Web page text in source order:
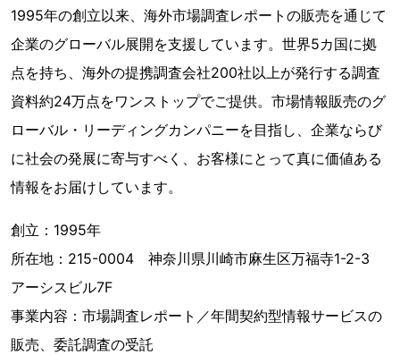
1995年の創立以来、海外市場調査レポートの販売を通じて
企業のグローバル展開を支援しています。世界5カ国に拠
点を持ち、海外の提携調査会社200社以上が発行する調査
資料約24万点をワンストップでご提供。市場情報販売のグ
ローバル・リーディングカンパニーを目指し、企業ならび
に社会の発展に寄与すべく、お客様にとって真に価値ある
情報をお届けしています。
創立：1995年
所在地：215-0004 神奈川県川崎市麻生区万福寺1-2-3
アーシスビル7F
事業内容：市場調査レポート／年間契約型情報サービスの
販売、委託調査の受託